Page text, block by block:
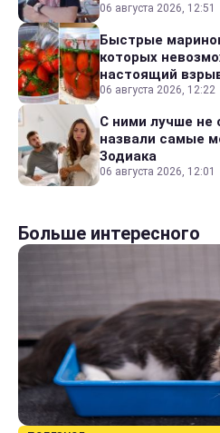
06 августа 2026, 12:51
Быстрые
которых
настоящий
06 августа 2026, 12:22
С ними лучше не
назвали самые
Зодиака
06 августа 2026, 12:01
Больше интересного